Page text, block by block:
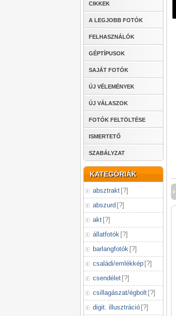
CIKKEK
A LEGJOBB FOTÓK
FELHASZNÁLÓK
GÉPTÍPUSOK
SAJÁT FOTÓK
ÚJ VÉLEMÉNYEK
ÚJ VÁLASZOK
FOTÓK FELTÖLTÉSE
ISMERTETŐ
SZABÁLYZAT
KATEGÓRIÁK
absztrakt [?]
abszurd [?]
akt [?]
állatfotók [?]
barlangfotók [?]
családi/emlékkép [?]
csendélet [?]
csillagászat/égbolt [?]
digit. illusztráció [?]